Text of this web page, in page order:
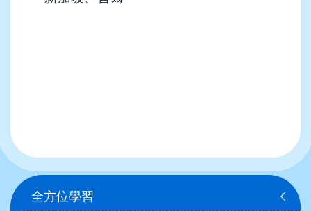
Main全方位學習